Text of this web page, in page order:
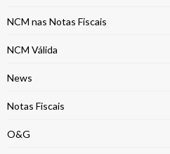
NCM nas Notas Fiscais
NCM Válida
News
Notas Fiscais
O&G